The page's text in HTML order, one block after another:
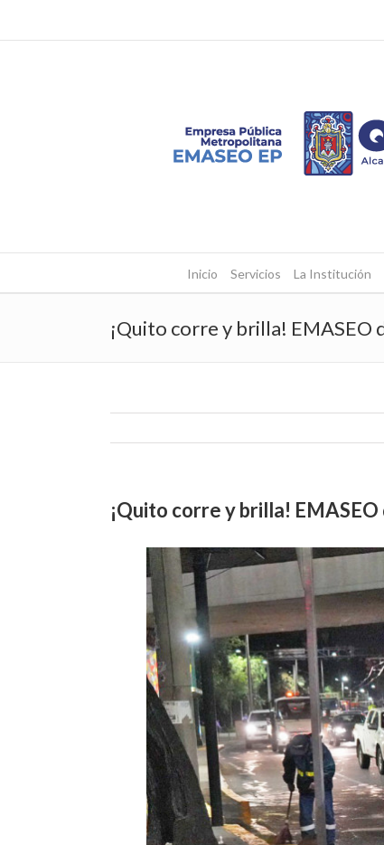
Inicio Servicios La Institución
¡Quito corre y brilla! EMASEO
¡Quito corre y brilla!